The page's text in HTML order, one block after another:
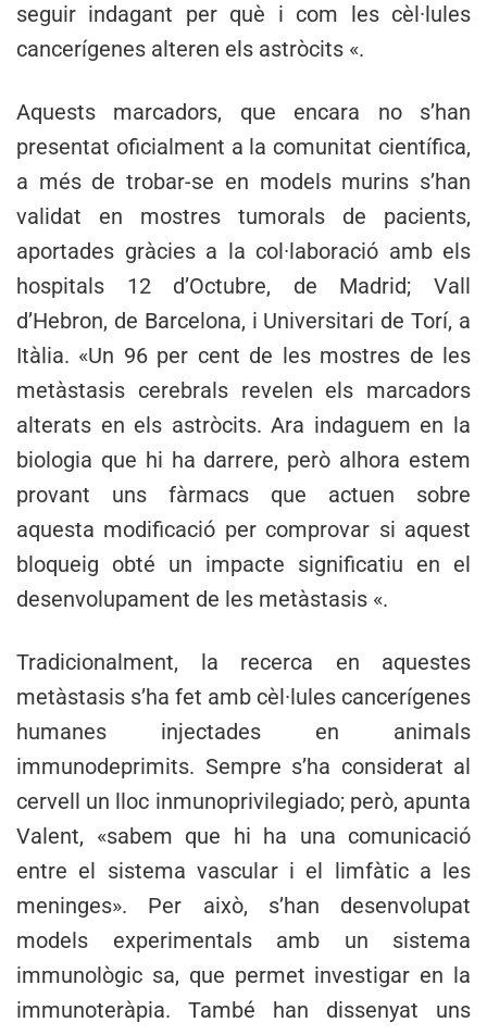
seguir indagant per què i com les cèl·lules
cancerígenes alteren els astròcits «.
Aquests marcadors, que encara no s’han
presentat oficialment a la comunitat científica,
a més de trobar-se en models murins s’han
validat en mostres tumorals de pacients,
aportades gràcies a la col·laboració amb els
hospitals 12 d’Octubre, de Madrid; Vall
d’Hebron, de Barcelona, i Universitari de Torí, a
Itàlia. «Un 96 per cent de les mostres de les
metàstasis cerebrals revelen els marcadors
alterats en els astròcits. Ara indaguem en la
biologia que hi ha darrere, però alhora estem
provant uns fàrmacs que actuen sobre
aquesta modificació per comprovar si aquest
bloqueig obté un impacte significatiu en el
desenvolupament de les metàstasis «.
Tradicionalment, la recerca en aquestes
metàstasis s’ha fet amb cèl·lules cancerígenes
humanes injectades en animals
immunodeprimits. Sempre s’ha considerat al
cervell un lloc inmunoprivilegiado; però, apunta
Valent, «sabem que hi ha una comunicació
entre el sistema vascular i el limfàtic a les
meninges». Per això, s’han desenvolupat
models experimentals amb un sistema
immunològic sa, que permet investigar en la
immunoteràpia. També han dissenyat uns